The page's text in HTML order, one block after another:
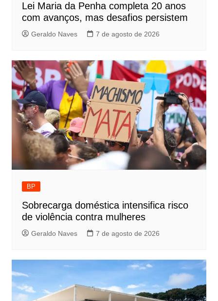
Lei Maria da Penha completa 20 anos
com avanços, mas desafios persistem
Geraldo Naves 7 de agosto de 2026
BP
Sobrecarga doméstica intensifica risco
de violência contra mulheres
Geraldo Naves 7 de agosto de 2026